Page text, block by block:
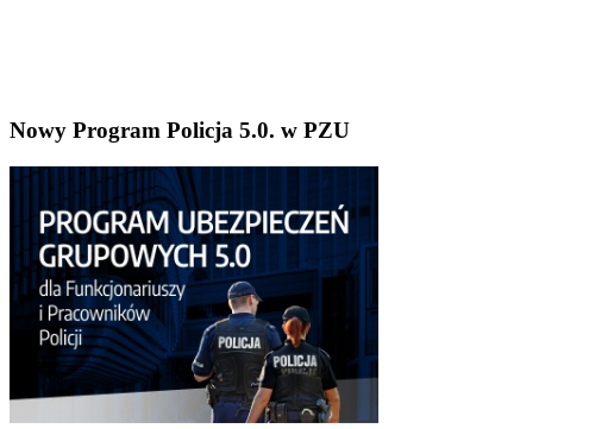
Nowy Program Policja 5.0. w PZU